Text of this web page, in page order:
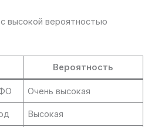
высокой вероятностью
Вероятность
Очень высокая
Высокая